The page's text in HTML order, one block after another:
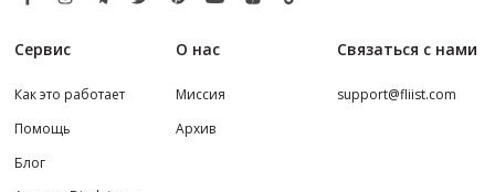
Сервис
Как это работает
Помощь
Блог
О нас
Миссия
Архив
Связаться с нами
support@fliist.com